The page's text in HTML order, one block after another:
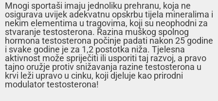
Mnogi sportaši imaju jednoliku prehranu, koja ne
osigurava uvijek adekvatnu opskrbu tijela mineralima i
nekim elementima u tragovima, koji su neophodni za
stvaranje testosterona. Razina muškog spolnog
hormona testosterona počinje padati nakon 25 godine
i svake godine je za 1,2 postotka niža. Tjelesna
aktivnost može spriječiti ili usporiti taj razvoj, a pravo
tajno oružje protiv snižavanja razine testosterona u
krvi leži upravo u cinku, koji djeluje kao prirodni
modulator testosterona!